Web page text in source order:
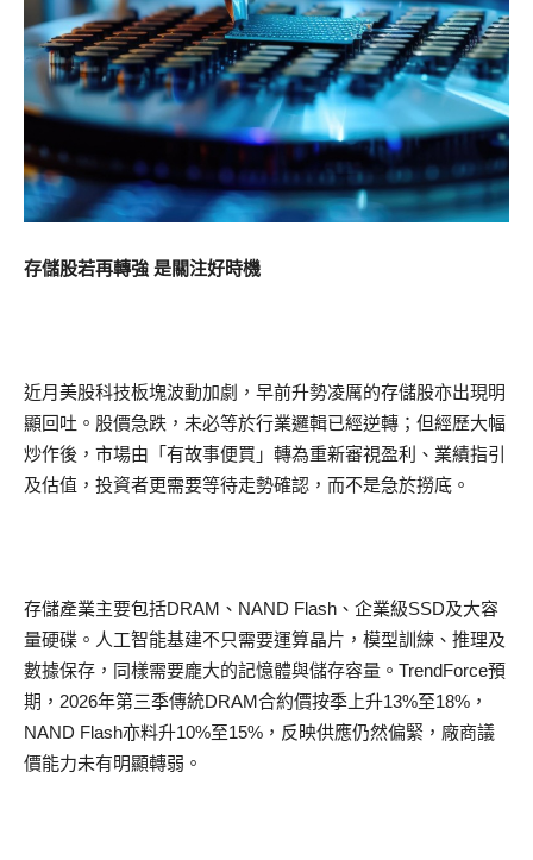
存儲股若再轉強 是關注好時機
近月美股科技板塊波動加劇，早前升勢凌厲的存儲股亦出現明
顯回吐。股價急跌，未必等於行業邏輯已經逆轉；但經歷大幅
炒作後，市場由「有故事便買」轉為重新審視盈利、業績指引
及估值，投資者更需要等待走勢確認，而不是急於撈底。
存儲產業主要包括DRAM、NAND Flash、企業級SSD及大容
量硬碟。人工智能基建不只需要運算晶片，模型訓練、推理及
數據保存，同樣需要龐大的記憶體與儲存容量。TrendForce預
期，2026年第三季傳統DRAM合約價按季上升13%至18%，
NAND Flash亦料升10%至15%，反映供應仍然偏緊，廠商議
價能力未有明顯轉弱。